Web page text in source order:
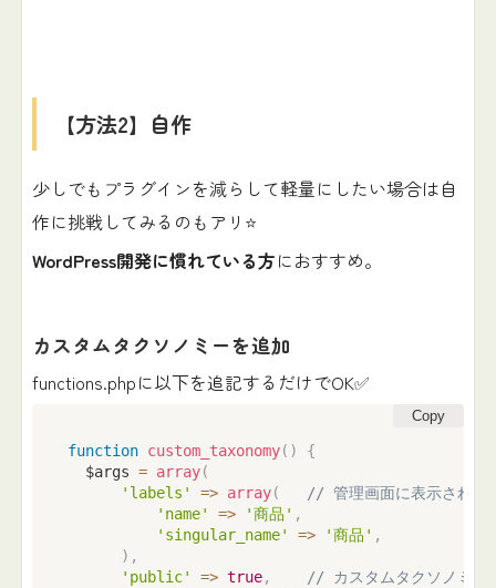
【方法2】自作
少しでもプラグインを減らして軽量にしたい場合は自
作に挑戦してみるのもアリ⭐️
WordPress開発に慣れている方におすすめ。
カスタムタクソノミーを追加
functions.phpに以下を追記するだけでOK✅
Copy
function custom_taxonomy( )
{
  $args
= array(
'labels'
=> array(
// 管理画面に表示される
'name'
=> '商品' ,
'singular_name'
=> '商品' ,
) ,
'public'
=> true,
// カスタムタクソノミー